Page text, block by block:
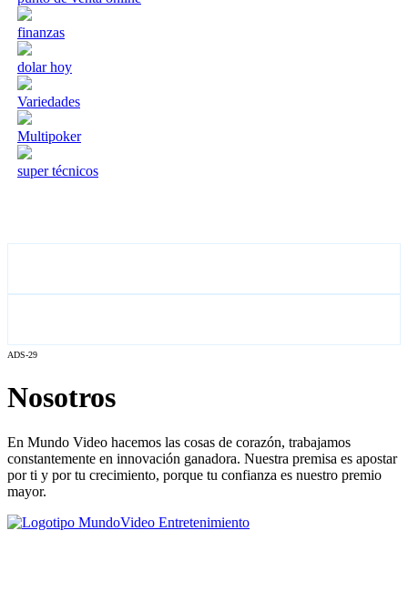
finanzas
dolar hoy
Variedades
Multipoker
super técnicos
ADS-29
Nosotros
En Mundo Video hacemos las cosas de corazón, trabajamos
constantemente en innovación ganadora. Nuestra premisa es apostar
por ti y por tu crecimiento, porque tu confianza es nuestro premio
mayor.